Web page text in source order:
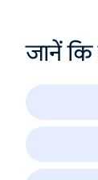
जानें कि